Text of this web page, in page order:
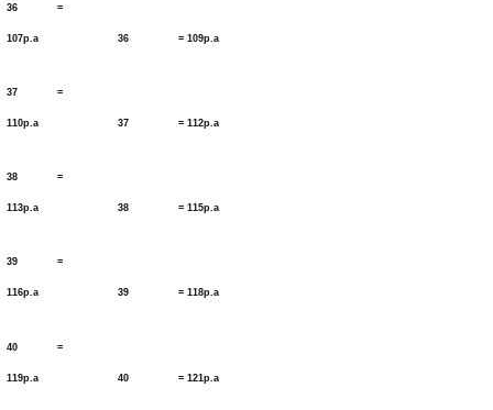
36 =
107p.a 36 = 109p.a
37 =
110p.a 37 = 112p.a
38 =
113p.a 38 = 115p.a
39 =
116p.a 39 = 118p.a
40 =
119p.a 40 = 121p.a